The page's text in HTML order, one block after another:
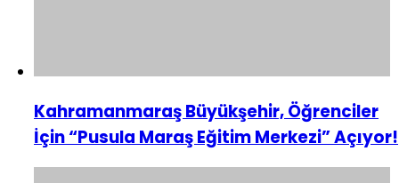
Kahramanmaraş Büyükşehir, Öğrenciler
İçin “Pusula Maraş Eğitim Merkezi” Açıyor!